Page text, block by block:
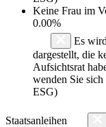
Keine Frau im
0.00%
Es
dargestellt, die
Aufsichtsrat
wenden Sie
ESG)
Staatsanleihen